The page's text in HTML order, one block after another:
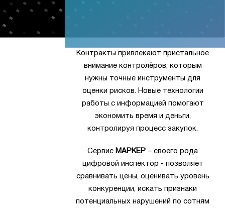
Контракты привлекают пристальное
внимание контролёров, которым
нужны точные инструменты для
оценки рисков. Новые технологии
работы с информацией помогают
экономить время и деньги,
контролируя процесс закупок.
Сервис МАРКЕР – своего рода
цифровой инспектор - позволяет
сравнивать цены, оценивать уровень
конкуренции, искать признаки
потенциальных нарушений по сотням